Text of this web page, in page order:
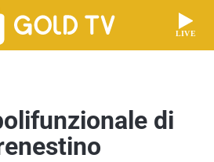
LIVE
di